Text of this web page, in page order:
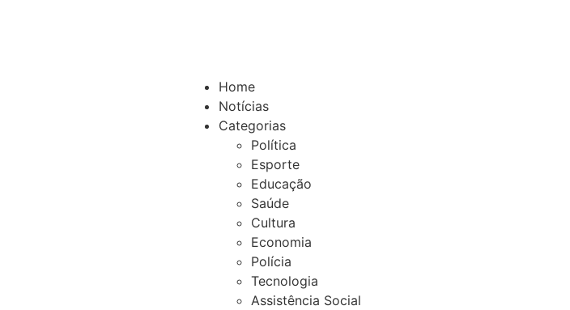
Home
Notícias
Categorias
Política
Esporte
Educação
Saúde
Cultura
Economia
Polícia
Tecnologia
Assistência Social